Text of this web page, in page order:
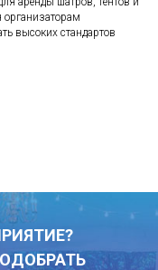
организаторам
высоких стандартов